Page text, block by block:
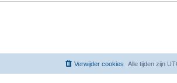
Alle tijden zijn
Verwijder cookies